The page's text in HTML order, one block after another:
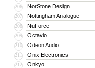
206 NorStone Design
207 Nottingham Analogue
208 NuForce
209 Octavio
210 Odeon Audio
211 Onix Electronics
212 Onkyo